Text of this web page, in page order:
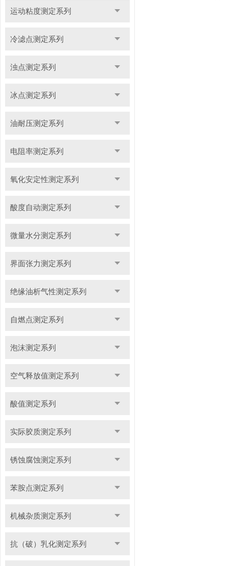
运动粘度测定系列
冷滤点测定系列
浊点测定系列
冰点测定系列
油耐压测定系列
电阻率测定系列
氧化安定性测定系列
酸度自动测定系列
微量水分测定系列
界面张力测定系列
绝缘油析气性测定系列
自燃点测定系列
泡沫测定系列
空气释放值测定系列
酸值测定系列
实际胶质测定系列
锈蚀腐蚀测定系列
苯胺点测定系列
机械杂质测定系列
抗（破）乳化测定系列